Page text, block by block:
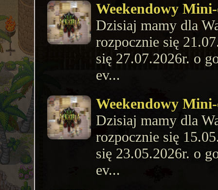
Weekendowy
​​​​​​Dzisiaj mamy dla
rozpocznie się
się 27.07.2026r. o
ev...
Weekendowy
​​​​​​Dzisiaj mamy dla
rozpocznie się
się 23.05.2026r. o
ev...